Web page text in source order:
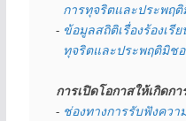
การทุจริตและประพฤ
- ข้อมูลสถิติเรื่องร้องเรี
ทุจริตและประพฤติมิช
การเปิดโอกาสให้เกิดก
- ช่องทางการรับฟังควา